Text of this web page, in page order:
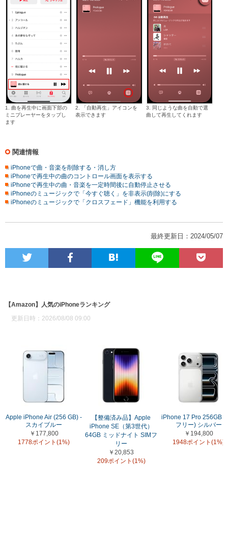
1. 曲を再生中に画面下部の
ミニプレーヤーをタップし
ます
2. 「自動再生」アイコンを
表示できます
3. 同じような曲を自動で選
曲して再生してくれます
関連情報
iPhoneで曲・音楽を削除する・消し方
iPhoneで再生中の曲のコントロール画面を表示する
iPhoneで再生中の曲・音楽を一定時間後に自動停止させる
iPhoneのミュージックで「今すぐ聴く」を非表示(削除)にする
iPhoneのミュージックで「クロスフェード」機能を利用する
最終更新日：2024/05/07
【Amazon】人気のiPhoneランキング
更新日時：2026/08/08 09:00
Apple iPhone Air (256 GB) -
スカイブルー
￥177,800
1778ポイント(1%)
【整備済み品】Apple
iPhone SE（第3世代）
64GB ミッドナイト SIMフ
リー
￥20,853
209ポイント(1%)
iPhone 17 Pro 256GB
フリー) シルバー
￥194,800
1948ポイント(1%)